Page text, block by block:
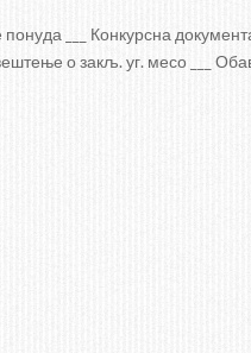
___ Конкурсна
о закљ. уг. месо ___